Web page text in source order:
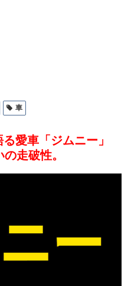
車
愛車「ジムニー」
走破性。